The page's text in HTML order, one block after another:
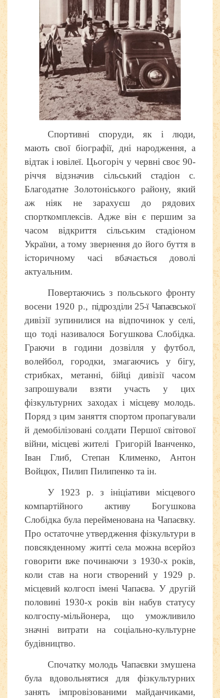
Спортивні споруди, як і люди,
мають свої біографії, дні народження, а
відтак і ювілеї. Цьогоріч у червні своє 90-
річчя відзначив сільський стадіон с.
Благодатне Золотоніського району, який
аж ніяк не зарахуєш до рядових
спорткомплексів. Адже він є першим за
часом відкриття сільським стадіоном
України, а тому звернення до його буття в
історичному часі вбачається доволі
актуальним.
Повертаючись з польського фронту
восени 1920 р., підрозділи 25-ї Чапаєвської
дивізії зупинилися на відпочинок у селі,
що тоді називалося Богушкова Слобідка.
Граючи в години дозвілля у футбол,
волейбол, городки, змагаючись у бігу,
стрибках, метанні, бійці дивізії часом
запрошували взяти участь у цих
фізкультурних заходах і місцеву молодь.
Поряд з цим заняття спортом пропагували
й демобілізовані солдати Першої світової
війни, місцеві жителі Григорій Іванченко,
Іван Глиб, Степан Клименко, Антон
Войцюх, Пилип Пилипенко та ін.
У 1923 р. з ініціативи місцевого
компартійного активу Богушкова
Слобідка була перейменована на Чапаєвку.
Про остаточне утвердження фізкультури в
повсякденному житті села можна всерйоз
говорити вже починаючи з 1930-х років,
коли став на ноги створений у 1929 р.
місцевий колгосп імені Чапаєва. У другій
половині 1930-х років він набув статусу
колгоспу-мільйонера, що уможливило
значні витрати на соціально-культурне
будівництво.
Спочатку молодь Чапаєвки змушена
була вдовольнятися для фізкультурних
занять імпровізованими майданчиками,